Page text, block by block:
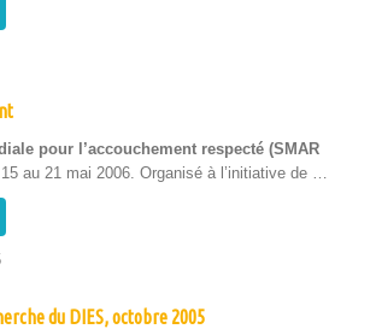
pour l’accouchement respec­té (SMAR
au 21 mai 2006. Organ­isé à l’initiative de …
du DIES, octobre 2005